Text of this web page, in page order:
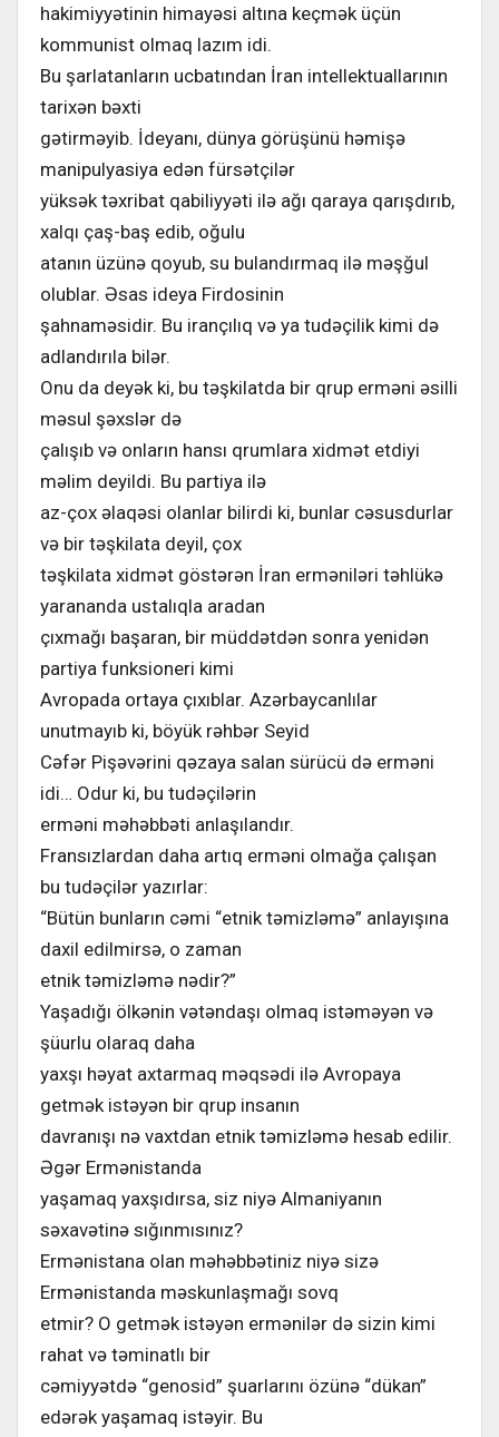
hakimiyyətinin himayəsi altına keçmək üçün
kommunist olmaq lazım idi.
Bu şarlatanların ucbatından İran intellektuallarının
tarixən bəxti
gətirməyib. İdeyanı, dünya görüşünü həmişə
manipulyasiya edən fürsətçilər
yüksək təxribat qabiliyyəti ilə ağı qaraya qarışdırıb,
xalqı çaş-baş edib, oğulu
atanın üzünə qoyub, su bulandırmaq ilə məşğul
olublar. Əsas ideya Firdosinin
şahnaməsidir. Bu irançılıq və ya tudəçilik kimi də
adlandırıla bilər.
Onu da deyək ki, bu təşkilatda bir qrup erməni əsilli
məsul şəxslər də
çalışıb və onların hansı qrumlara xidmət etdiyi
məlim deyildi. Bu partiya ilə
az-çox əlaqəsi olanlar bilirdi ki, bunlar cəsusdurlar
və bir təşkilata deyil, çox
təşkilata xidmət göstərən İran erməniləri təhlükə
yarananda ustalıqla aradan
çıxmağı başaran, bir müddətdən sonra yenidən
partiya funksioneri kimi
Avropada ortaya çıxıblar. Azərbaycanlılar
unutmayıb ki, böyük rəhbər Seyid
Cəfər Pişəvərini qəzaya salan sürücü də erməni
idi… Odur ki, bu tudəçilərin
erməni məhəbbəti anlaşılandır.
Fransızlardan daha artıq erməni olmağa çalışan
bu tudəçilər yazırlar:
“Bütün bunların cəmi “etnik təmizləmə” anlayışına
daxil edilmirsə, o zaman
etnik təmizləmə nədir?”
Yaşadığı ölkənin vətəndaşı olmaq istəməyən və
şüurlu olaraq daha
yaxşı həyat axtarmaq məqsədi ilə Avropaya
getmək istəyən bir qrup insanın
davranışı nə vaxtdan etnik təmizləmə hesab edilir.
Əgər Ermənistanda
yaşamaq yaxşıdırsa, siz niyə Almaniyanın
səxavətinə sığınmısınız?
Ermənistana olan məhəbbətiniz niyə sizə
Ermənistanda məskunlaşmağı sovq
etmir? O getmək istəyən ermənilər də sizin kimi
rahat və təminatlı bir
cəmiyyətdə “genosid” şuarlarını özünə “dükan”
edərək yaşamaq istəyir. Bu